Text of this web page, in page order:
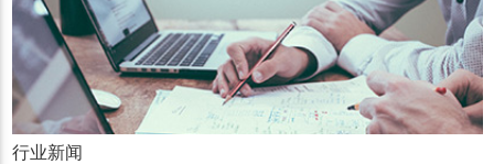
行业新闻